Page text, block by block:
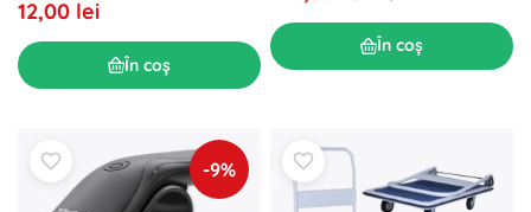
12,00 lei
În coș
În coș
-9%